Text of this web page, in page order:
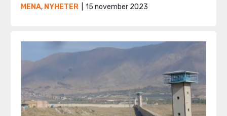
MENA, NYHETER 15 november 2023